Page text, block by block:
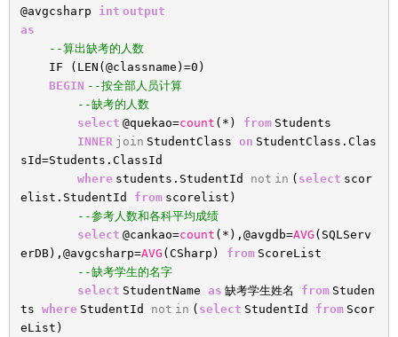
@avgcsharp int output
as
--算出缺考的人数
IF (LEN(@classname)=0)
BEGIN --按全部人员计算
--缺考的人数
select @quekao=count (*) from Students
INNER join StudentClass on StudentClass.Clas
sId=Students.ClassId
where students.StudentId not in ( select scor
elist.StudentId from scorelist)
--参考人数和各科平均成绩
select @cankao=count (*),@avgdb=AVG (SQLServ
erDB),@avgcsharp=AVG (CSharp) from ScoreList
--缺考学生的名字
select StudentName as 缺考学生姓名 from Studen
ts where StudentId not in ( select StudentId from Scor
eList)